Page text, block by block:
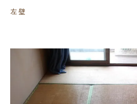
左壁